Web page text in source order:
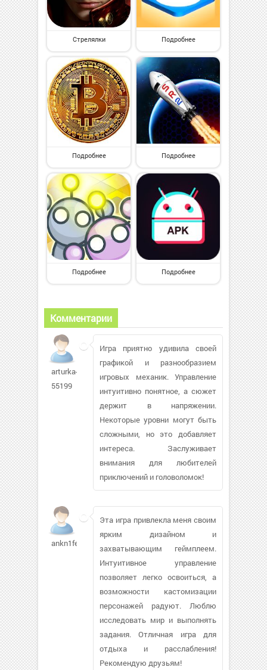
Стрелялки Подробнее
Подробнее Подробнее
Подробнее Подробнее
Комментарии
arturka-
55199
Игра приятно удивила своей
графикой и разнообразием
игровых механик. Управление
интуитивно понятное, а сюжет
держит в напряжении.
Некоторые уровни могут быть
сложными, но это добавляет
интереса. Заслуживает
внимания для любителей
приключений и головоломок!
ankn1fer
Эта игра привлекла меня своим
ярким дизайном и
захватывающим геймплеем.
Интуитивное управление
позволяет легко освоиться, а
возможности кастомизации
персонажей радуют. Люблю
исследовать мир и выполнять
задания. Отличная игра для
отдыха и расслабления!
Рекомендую друзьям!